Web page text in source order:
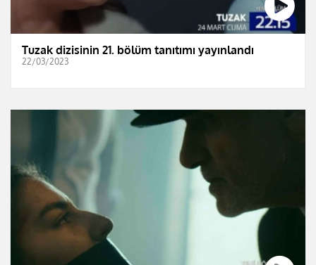
Tuzak dizisinin 21. bölüm tanıtımı yayınlandı
22/03/2023